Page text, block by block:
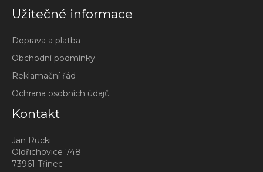
Užitečné informace
Doprava a platba
Obchodní podmínky
Reklamační řád
Ochrana osobních údajů
Kontakt
Jan Rucki
Oldřichovice 748
73961 Třinec